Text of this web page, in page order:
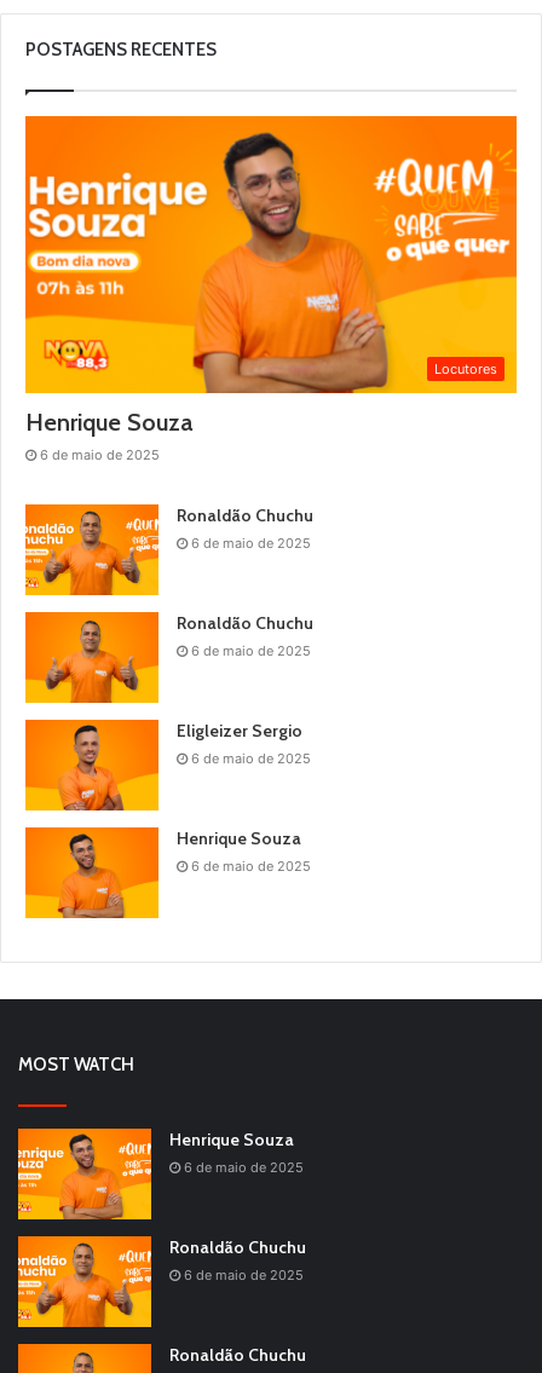
POSTAGENS RECENTES
Locutores
Henrique Souza
6 de maio de 2025
Ronaldão Chuchu
6 de maio de 2025
Ronaldão Chuchu
6 de maio de 2025
Eligleizer Sergio
6 de maio de 2025
Henrique Souza
6 de maio de 2025
MOST WATCH
Henrique Souza
6 de maio de 2025
Ronaldão Chuchu
6 de maio de 2025
Ronaldão Chuchu